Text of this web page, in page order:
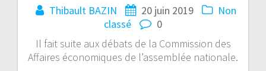
Thibault BAZIN 20 juin 2019
Non
classé
0
Il fait suite aux débats de la Commission des
Affaires économiques de l’assemblée nationale.